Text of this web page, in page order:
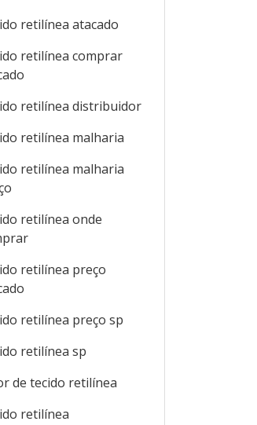
retilínea atacado
retilínea comprar
retilínea distribuidor
retilínea malharia
retilínea malharia
retilínea onde
retilínea preço
retilínea preço sp
retilínea sp
de tecido retilínea
retilínea